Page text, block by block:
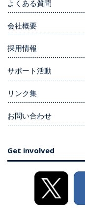
よくある質問
会社概要
採用情報
サポート活動
リンク集
お問い合わせ
Get involved